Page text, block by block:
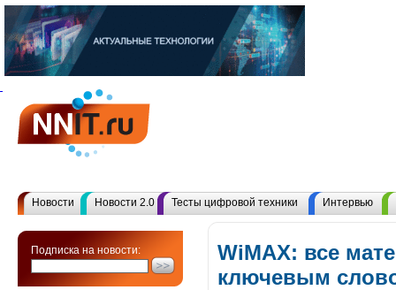
Новости Новости 2.0 Тесты цифровой техники Интервью
Подписка на новости:
WiMAX: все
ключевым